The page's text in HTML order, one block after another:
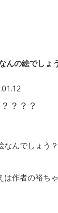
んの絵でしょ
？？？
んでしょう
ちゃんに